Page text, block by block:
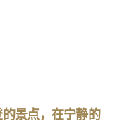
景点，在宁静的